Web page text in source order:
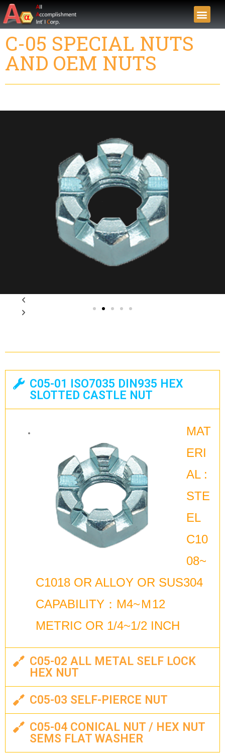
C-05 SPECIAL NUTS
AND OEM NUTS
C05-01 ISO7035 DIN935 HEX
SLOTTED CASTLE NUT
MAT
ERI
AL :
STE
EL
C10
08~
C1018 OR ALLOY OR SUS304
CAPABILITY：M4~Ｍ12
METRIC OR 1/4~1/2 INCH
C05-02 ALL METAL SELF LOCK
HEX NUT
C05-03 SELF-PIERCE NUT
C05-04 CONICAL NUT / HEX NUT
SEMS FLAT WASHER